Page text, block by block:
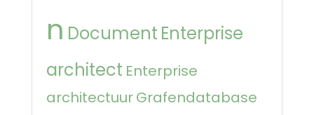
n Document Enterprise
architect Enterprise
architectuurGrafendatabase